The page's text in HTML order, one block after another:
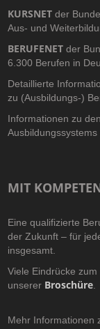
KURSNET der
Aus- und
BERUFENET der
6.300 Berufen in
Detaillierte
zu (Ausbildungs-)
Informationen zu den
MIT
Eine qualifizierte
der Zukunft – für
insgesamt.
Viele Eindrücke
unserer Broschüre
Mehr Informationen